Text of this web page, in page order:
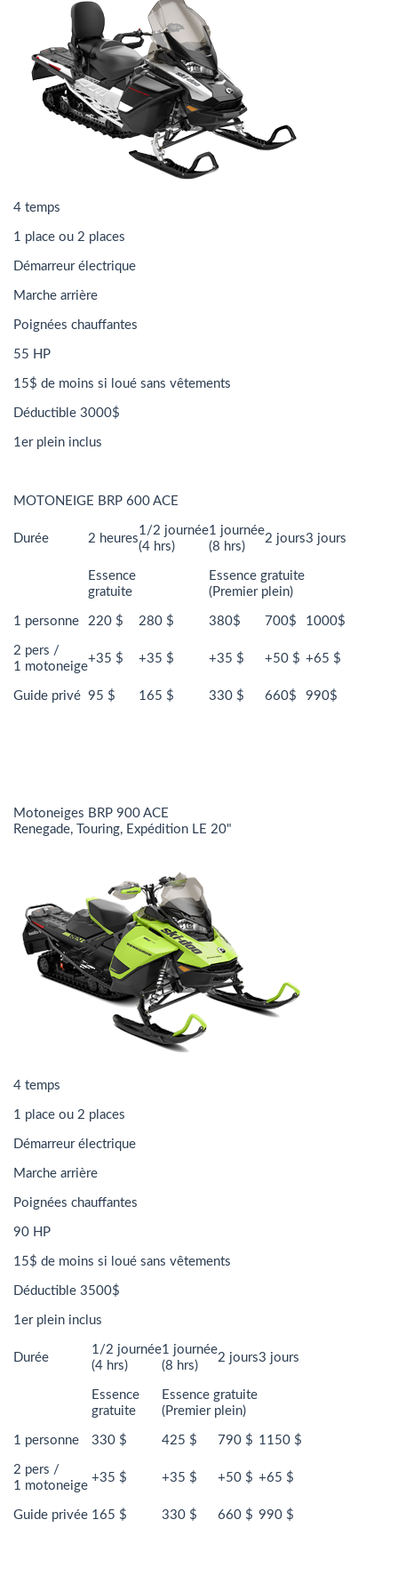
4 temps
1 place ou 2 places
Démarreur électrique
Marche arrière
Poignées chauffantes
55 HP
15$ de moins si loué sans vêtements
Déductible 3000$
1er plein inclus
MOTONEIGE BRP 600 ACE
Durée 2 heures
1/2 journée
(4 hrs)
1 journée
(8 hrs)
2 jours3 jours
Essence
gratuite
Essence gratuite
(Premier plein)
1 personne 220 $ 280 $ 380$ 700$ 1000$
2 pers /
1 motoneige
+35 $ +35 $ +35 $ +50 $ +65 $
Guide privé 95 $ 165 $ 330 $ 660$ 990$
Motoneiges BRP 900 ACE
Renegade, Touring, Expédition LE 20"
4 temps
1 place ou 2 places
Démarreur électrique
Marche arrière
Poignées chauffantes
90 HP
15$ de moins si loué sans vêtements
Déductible 3500$
1er plein inclus
Durée
1/2 journée
(4 hrs)
1 journée
(8 hrs)
2 jours3 jours
Essence
gratuite
Essence gratuite
(Premier plein)
1 personne 330 $ 425 $ 790 $ 1150 $
2 pers /
1 motoneige
+35 $ +35 $ +50 $ +65 $
Guide privée 165 $ 330 $ 660 $ 990 $